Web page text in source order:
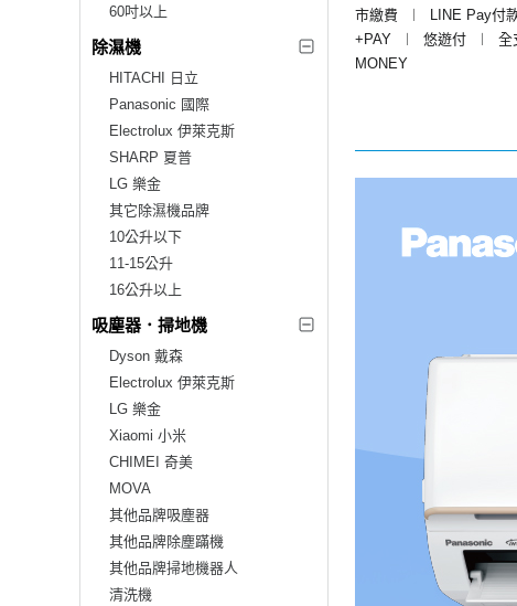
60吋以上
除濕機
HITACHI 日立
Panasonic 國際
Electrolux 伊萊克斯
SHARP 夏普
LG 樂金
其它除濕機品牌
10公升以下
11-15公升
16公升以上
吸塵器．掃地機
Dyson 戴森
Electrolux 伊萊克斯
LG 樂金
Xiaomi 小米
CHIMEI 奇美
MOVA
其他品牌吸塵器
其他品牌除塵蹣機
其他品牌掃地機器人
清洗機
市繳費
︱ LINE Pay付
+PAY
︱ 悠遊付 ︱ 全
MONEY